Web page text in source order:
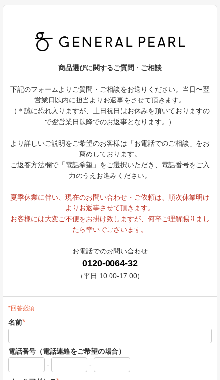
商品選びに関するご質問・ご相談
下記のフォームよりご質問・ご相談をお送りください。当日〜翌
営業日以内に担当よりお返事をさせて頂きます。
（＊誠に恐れ入りますが、土日祝日はお休みを頂いておりますの
で翌営業日以降でのお返事となります。）
より詳しいご説明をご希望のお客様は「お電話でのご相談」をお
薦めしております。
ご返答方法欄で「電話希望」をご選択いただき、電話番号をご入
力のうえお進みください。
夏季休業に伴い、現在のお問い合わせ・ご依頼は、順次休業明け
よりお返事させて頂きます。
お客様には大変ご不便をお掛け致しますが、何卒ご理解賜りまし
たら幸いでございます。
お電話でのお問い合わせ
0120-0064-32
（平日 10:00-17:00）
*回答必須
名前*
電話番号（電話連絡をご希望の場合）
-
-